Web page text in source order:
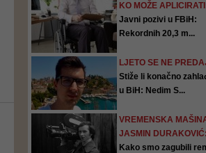
KO MOŽE
Javni pozivi u FBiH:
Rekordnih 20,3 m...
LJETO SE NE
Stiže li konačno
u BiH: Nedim S...
VREMENSKA
JASMIN DURAKOVIĆ:
Kako smo zagubili